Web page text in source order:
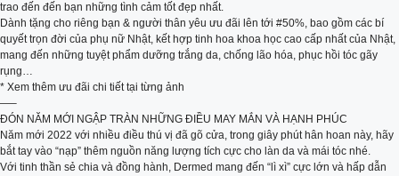
trao đến đến bạn những tình cảm tốt đẹp nhất.
Dành tặng cho riêng bạn & người thân yêu ưu đãi lên tới #50%, bao gồm các bí
quyết trọn đời của phụ nữ Nhật, kết hợp tinh hoa khoa học cao cấp nhất của Nhật,
mang đến những tuyệt phẩm dưỡng trắng da, chống lão hóa, phục hồi tóc gãy
rụng…
* Xem thêm ưu đãi chi tiết tại từng ảnh
—–
ĐÓN NĂM MỚI NGẬP TRÀN NHỮNG ĐIỀU MAY MẮN VÀ HẠNH PHÚC
Năm mới 2022 với nhiều điều thú vị đã gõ cửa, trong giây phút hân hoan này, hãy
bắt tay vào “nạp” thêm nguồn năng lượng tích cực cho làn da và mái tóc nhé.
Với tinh thần sẻ chia và đồng hành, Dermed mang đến “lì xì” cực lớn và hấp dẫn